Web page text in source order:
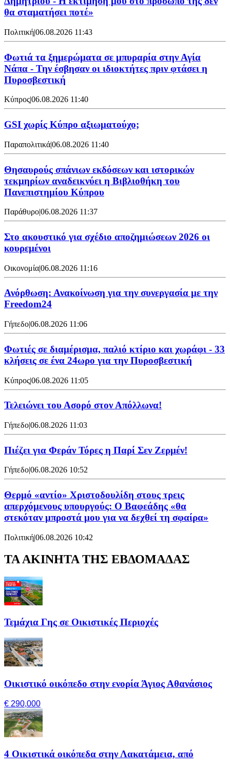
θα σταματήσει ποτέ»
Πολιτική|06.08.2026 11:43
Φωτιά τα ξημερώματα σε μπυραρία στην Αγία
Νάπα - Την έσβησαν οι ιδιοκτήτες πριν φτάσει η
Πυροσβεστική
Κύπρος|06.08.2026 11:40
GSI χωρίς Κύπρο αξιωματούχο;
Παραπολιτικά|06.08.2026 11:40
Θησαυρούς σπάνιων εκδόσεων και ιστορικών
τεκμηρίων αναδεικνύει η Βιβλιοθήκη του
Πανεπιστημίου Κύπρου
Παράθυρο|06.08.2026 11:37
Στο ακουστικό για σχέδιο αποζημιώσεων 2026 οι
κουρεμένοι
Οικονομία|06.08.2026 11:16
Ανόρθωση: Ανακοίνωση για την συνεργασία με την
Freedom24
Γήπεδο|06.08.2026 11:06
Φωτιές σε διαμέρισμα, παλιό κτίριο και χωράφι - 33
κλήσεις σε ένα 24ωρο για την Πυροσβεστική
Κύπρος|06.08.2026 11:05
Τελειώνει του Ασορό στον Απόλλωνα!
Γήπεδο|06.08.2026 11:03
Πιέζει για Φεράν Τόρες η Παρί Σεν Ζερμέν!
Γήπεδο06.08.2026 10:52
Θερμό «αντίο» Χριστοδουλίδη στους τρεις
απερχόμενους υπουργούς: Ο Βαφεάδης «θα
στεκόταν μπροστά μου για να δεχθεί τη σφαίρα»
Πολιτική|06.08.2026 10:42
ΤΑ ΑΚΙΝΗΤΑ ΤΗΣ ΕΒΔΟΜΑΔΑΣ
Τεμάχια Γης σε Οικιστικές Περιοχές
Οικιστικό οικόπεδο στην ενορία Άγιος Αθανάσιος
€ 290,000
4 Οικιστικά οικόπεδα στην Λακατάμεια, από